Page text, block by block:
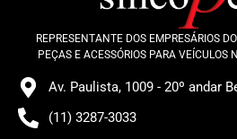
REPRESENTANTE DOS EMPRESÁRIOS
PEÇAS E ACESSÓRIOS PARA VEÍCULOS
Av. Paulista, 1009 - 20º andar
(11) 3287-3033